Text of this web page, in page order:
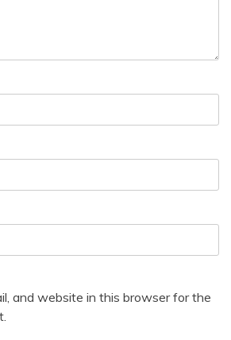
and website in this browser for the